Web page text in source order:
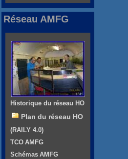
Réseau AMFG
Historique du réseau HO
Plan du réseau HO
(RAILY 4.0)
TCO AMFG
Schémas AMFG